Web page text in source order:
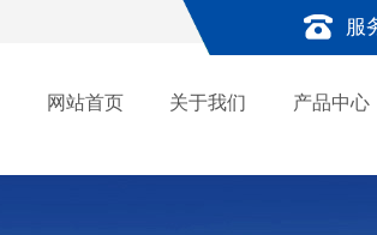
服
网站首页 关于我们 产品中心